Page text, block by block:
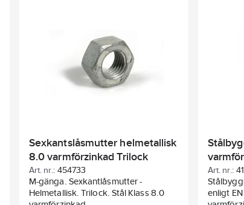
Sexkantslåsmutter helmetallisk
8.0 varmförzinkad Trilock
Art. nr.: 454733
M-gänga. Sexkantlåsmutter -
Helmetallisk. Trilock. Stål Klass 8.0
Art. nr.:
enligt EN 14399-